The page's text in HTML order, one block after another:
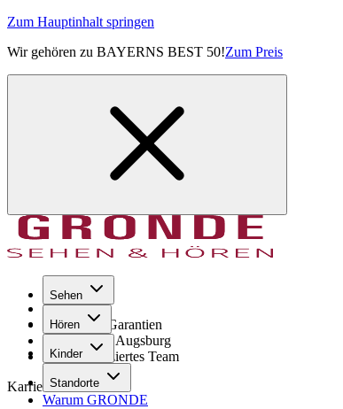
Zum Hauptinhalt springen
Wir gehören zu BAYERNS BEST 50!Zum Preis
Sehen
Hören
Kinder
Standorte
Warum GRONDE
Seit 1971
GRONDE Garantien
8× im Raum Augsburg
Hochqualifiziertes Team
Karriere